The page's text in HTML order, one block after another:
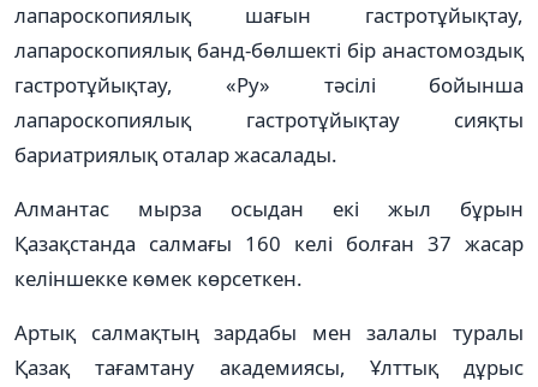
лапароскопиялық шағын гастротұйықтау,
лапароскопиялық банд-бөлшекті бір анастомоздық
гастротұйықтау, «Ру» тәсілі бойынша
лапароскопиялық гастротұйықтау сияқты
бариатриялық оталар жасалады.
Алмантас мырза осыдан екі жыл бұрын
Қазақстанда салмағы 160 келі болған 37 жасар
келіншекке көмек көрсеткен.
Артық салмақтың зардабы мен залалы туралы
Қазақ тағамтану академиясы, Ұлттық дұрыс